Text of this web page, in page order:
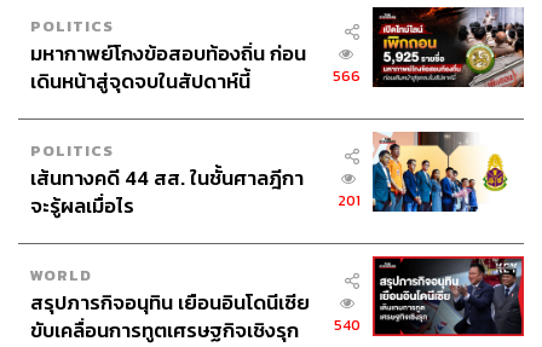
POLITICS
มหากาพย์โกงข้อสอบท้องถิ่น ก่อน
เดินหน้าสู่จุดจบในสัปดาห์นี้
566
POLITICS
เส้นทางคดี 44 สส. ในชั้นศาลฎีกา
จะรู้ผลเมื่อไร
201
WORLD
สรุปภารกิจอนุทิน เยือนอินโดนีเซีย
ขับเคลื่อนการทูตเศรษฐกิจเชิงรุก
540